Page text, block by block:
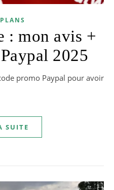
: mon avis +
2025
promo Paypal pour avoir
SUITE